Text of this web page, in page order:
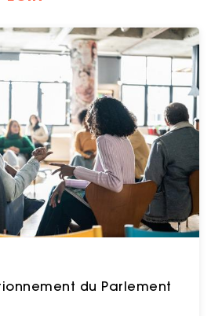
du Parlement